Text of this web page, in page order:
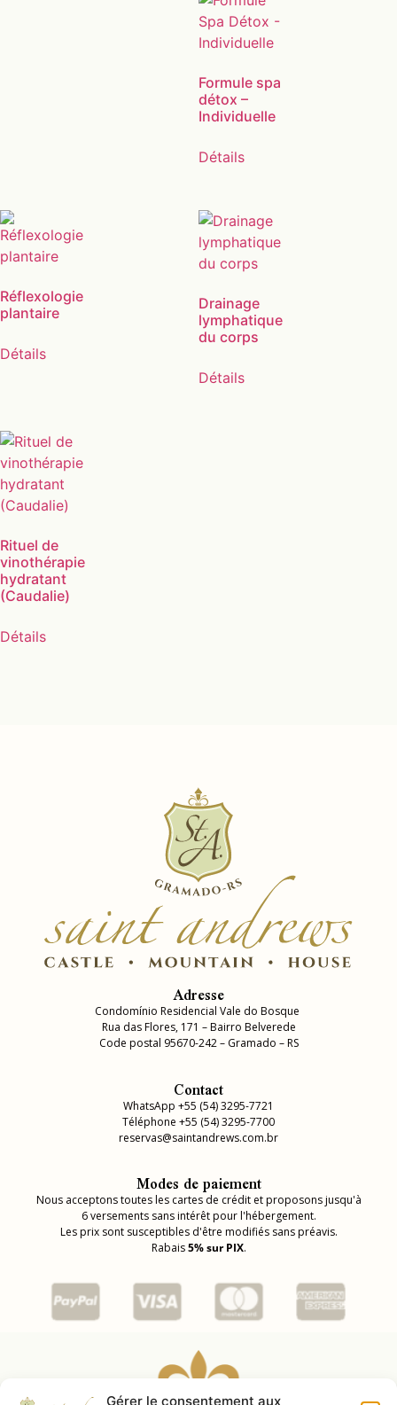
Gérer le consentement aux
Formule spa
détox –
Individuelle
Détails
Réflexologie
plantaire
Détails
Drainage
lymphatique
du corps
Détails
Rituel de
vinothérapie
hydratant
(Caudalie)
Détails
Adresse
Condomínio Residencial Vale do Bosque
Rua das Flores, 171 – Bairro Belverede
Code postal 95670-242 – Gramado – RS
Contact
WhatsApp +55 (54) 3295-7721
Téléphone +55 (54) 3295-7700
reservas@saintandrews.com.br
Modes de paiement
Nous acceptons toutes les cartes de crédit et proposons jusqu'à
6 versements sans intérêt pour l'hébergement.
Les prix sont susceptibles d'être modifiés sans préavis.
Rabais5% sur PIX.